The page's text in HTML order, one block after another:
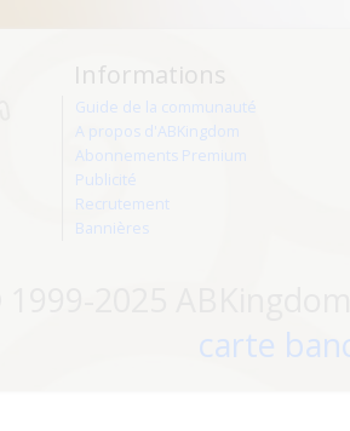
Informations
Guide de la communauté
A propos d'ABKingdom
Abonnements Premium
Publicité
Recrutement
Bannières
carte